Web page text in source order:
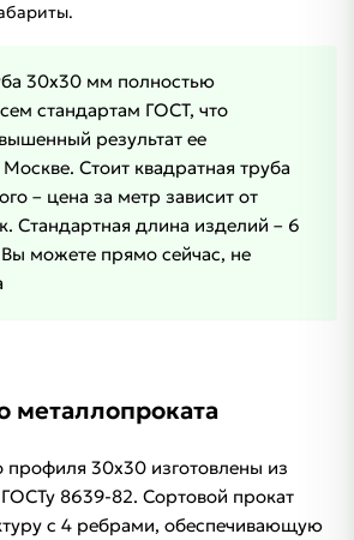
30х30 мм полностью
стандартам ГОСТ, что
результат ее
Стоит квадратная труба
– цена за метр зависит от
Стандартная длина изделий – 6
можете прямо сейчас, не
металлопроката
профиля 30х30 изготовлены из
8639-82. Сортовой прокат
с 4 ребрами, обеспечивающую